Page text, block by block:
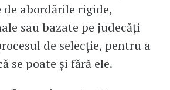
abordările rigide,
sau bazate pe judecăți
de selecție, pentru a
se poate și fără ele.